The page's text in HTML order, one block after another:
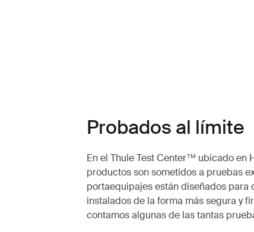
Probados al límite
En el Thule Test Center™ ubicado en
productos son sometidos a pruebas
portaequipajes están diseñados para
instalados de la forma más segura y
contamos algunas de las tantas